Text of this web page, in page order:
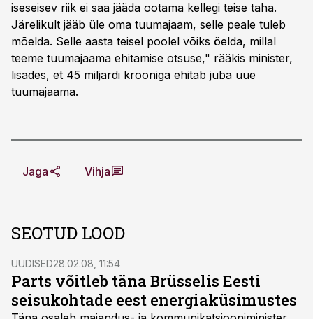
iseseisev riik ei saa jääda ootama kellegi teise taha.
Järelikult jääb üle oma tuumajaam, selle peale tuleb
mõelda. Selle aasta teisel poolel võiks öelda, millal
teeme tuumajaama ehitamise otsuse," rääkis minister,
lisades, et 45 miljardi krooniga ehitab juba uue
tuumajaama.
Jaga Vihja
SEOTUD LOOD
UUDISED28.02.08, 11:54
Parts võitleb täna Brüsselis Eesti
seisukohtade eest energiaküsimustes